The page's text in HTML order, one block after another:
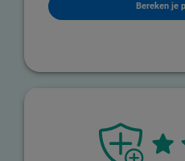
Bereken je